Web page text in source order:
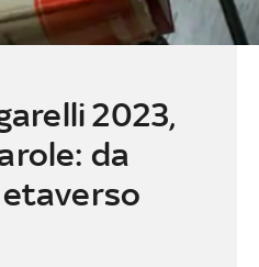
2023,
da